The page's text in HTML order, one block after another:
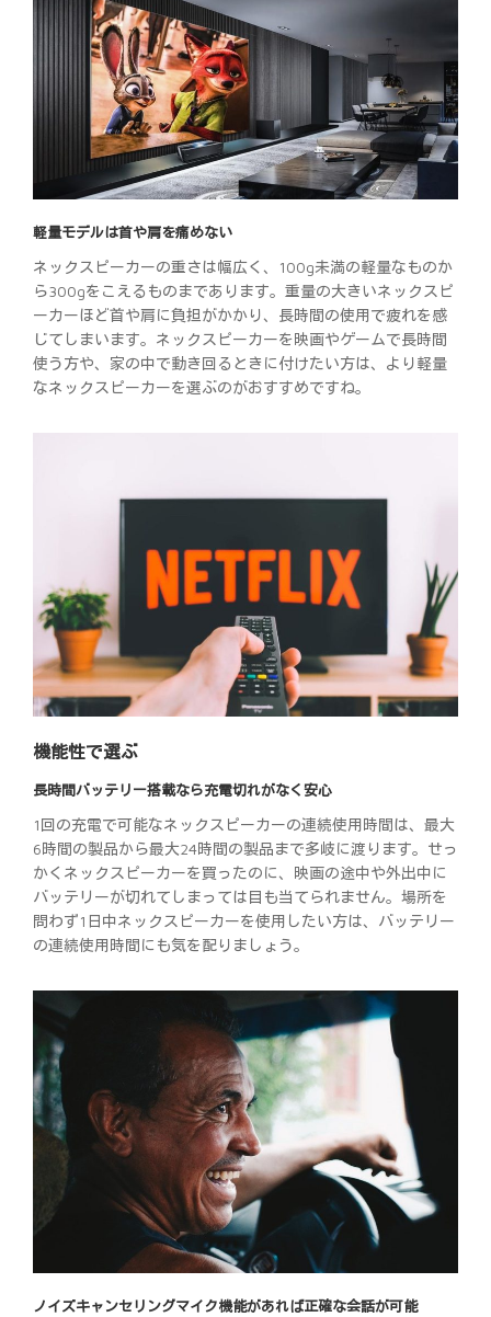
軽量モデルは首や肩を痛めない
ネックスピーカーの重さは幅広く、100g未満の軽量なものか
ら300gをこえるものまであります。重量の大きいネックスピ
ーカーほど首や肩に負担がかかり、長時間の使用で疲れを感
じてしまいます。ネックスピーカーを映画やゲームで長時間
使う方や、家の中で動き回るときに付けたい方は、より軽量
なネックスピーカーを選ぶのがおすすめですね。
機能性で選ぶ
長時間バッテリー搭載なら充電切れがなく安心
1回の充電で可能なネックスピーカーの連続使用時間は、最大
6時間の製品から最大24時間の製品まで多岐に渡ります。せっ
かくネックスピーカーを買ったのに、映画の途中や外出中に
バッテリーが切れてしまっては目も当てられません。場所を
問わず1日中ネックスピーカーを使用したい方は、バッテリー
の連続使用時間にも気を配りましょう。
ノイズキャンセリングマイク機能があれば正確な会話が可能